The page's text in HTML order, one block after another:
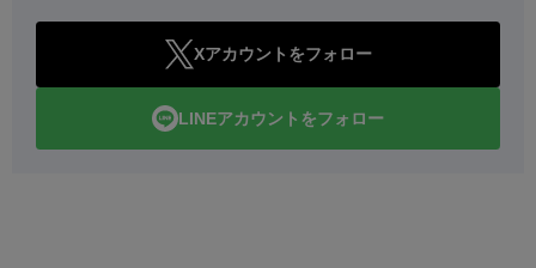
Xアカウントをフォロー
LINEアカウントをフォロー